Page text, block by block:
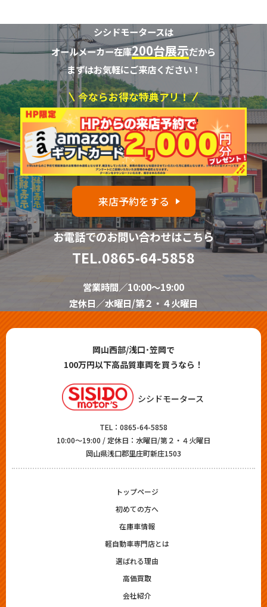
シシドモータースは
オールメーカー在庫200台展示だから
まずはお気軽にご来店ください！
今ならお得な特典アリ！
来店予約をする
お電話でのお問い合わせはこちら
TEL.0865-64-5858
営業時間／10:00～19:00
定休日／水曜日/第２・４火曜日
岡山西部/浅口･笠岡で
100万円以下高品質車両を買うなら！
シシドモータース
TEL： 0865-64-5858
10:00～19:00 / 定休日：水曜日/第２・４火曜日
岡山県浅口郡里庄町新庄1503
トップページ
初めての方へ
在庫車情報
軽自動車専門店とは
選ばれる理由
高価買取
会社紹介